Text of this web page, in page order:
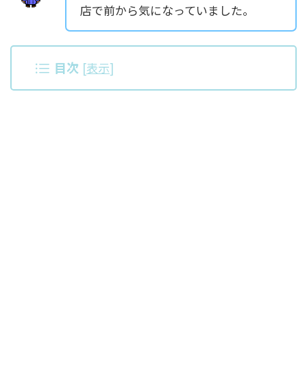
店で前から気になっていました。
目次 [表示]